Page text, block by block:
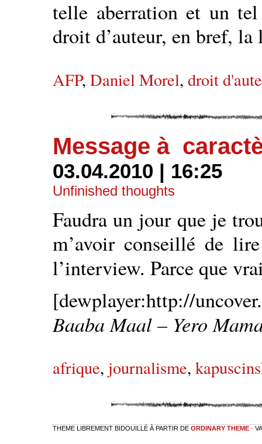
telle aberration et un
droit d’auteur, en bref,
AFP, Daniel Morel, droit
Message à
03.04.2010 | 16:25
Unfinished thoughts
Faudra un jour que je
m’avoir conseillé de
l’interview. Parce que
[dewplayer:http://
Baaba Maal – Yero
afrique, journalisme,
THEME LIBREMENT BIDOUILLÉ À PARTIR DE ORDINARY THEME ·